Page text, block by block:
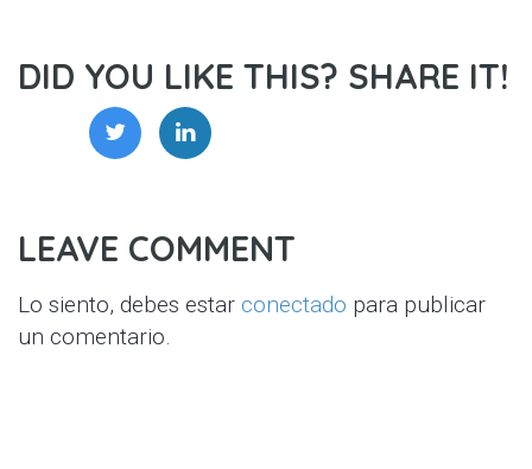
DID YOU LIKE THIS? SHARE IT!
LEAVE COMMENT
Lo siento, debes estar conectado para publicar
un comentario.